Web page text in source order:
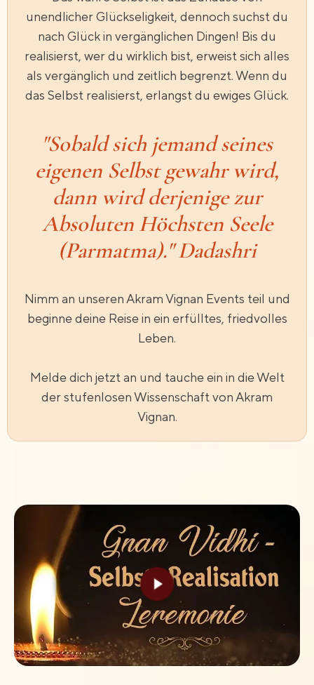
unendlicher Glückseligkeit, dennoch suchst du
nach Glück in vergänglichen Dingen! Bis du
realisierst, wer du wirklich bist, erweist sich alles
als vergänglich und zeitlich begrenzt. Wenn du
das Selbst realisierst, erlangst du ewiges Glück.
"Sobald sich jemand seines
eigenen Selbst gewahr wird,
dann wird derjenige zur
Absoluten Höchsten Seele
(Parmatma)." Dadashri
Nimm an unseren Akram Vignan Events teil und
beginne deine Reise in ein erfülltes, friedvolles
Leben.
Melde dich jetzt an und tauche ein in die Welt
der stufenlosen Wissenschaft von Akram
Vignan.